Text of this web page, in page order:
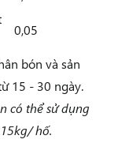
0,05
bón và sản
15 - 30 ngày.
có thể sử dụng
hố.